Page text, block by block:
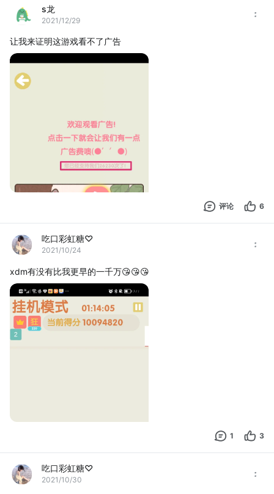
s龙
2021/12/29
让我来证明这游戏看不了广告
评论 6
吃口彩虹糖♡
2021/10/24
xdm有没有比我更早的一千万😘😘😘
1 3
吃口彩虹糖♡
2021/10/30